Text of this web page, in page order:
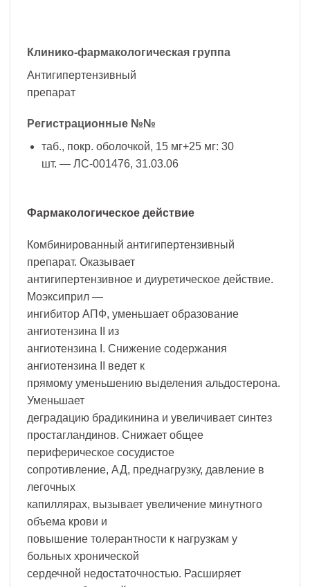
Клинико-фармакологическая группа
Антигипертензивный
препарат
Регистрационные №№
таб., покр. оболочкой, 15 мг+25 мг: 30
шт. — ЛС-001476, 31.03.06
Фармакологическое действие
Комбинированный антигипертензивный
препарат. Оказывает
антигипертензивное и диуретическое действие.
Моэксиприл —
ингибитор АПФ, уменьшает образование
ангиотензина II из
ангиотензина I. Снижение содержания
ангиотензина II ведет к
прямому уменьшению выделения альдостерона.
Уменьшает
деградацию брадикинина и увеличивает синтез
простагландинов. Снижает общее
периферическое сосудистое
сопротивление, АД, преднагрузку, давление в
легочных
капиллярах, вызывает увеличение минутного
объема крови и
повышение толерантности к нагрузкам у
больных хронической
сердечной недостаточностью. Расширяет